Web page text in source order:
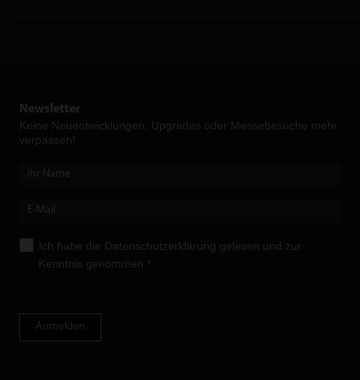
Newsletter
Keine Neuent­wicklungen, Upgrades oder Messebesuche mehr
verpassen!
Ich habe die Datenschutzerklärung gelesen und zur
Kenntnis genommen.*
Anmelden